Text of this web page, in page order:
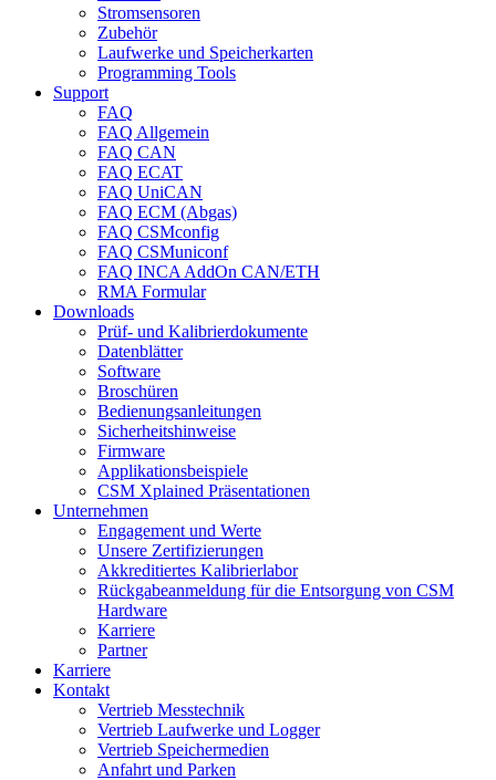
Stromsensoren
Zubehör
Laufwerke und Speicherkarten
Programming Tools
Support
FAQ
FAQ Allgemein
FAQ CAN
FAQ ECAT
FAQ UniCAN
FAQ ECM (Abgas)
FAQ CSMconfig
FAQ CSMuniconf
FAQ INCA AddOn CAN/ETH
RMA Formular
Downloads
Prüf- und Kalibrierdokumente
Datenblätter
Software
Broschüren
Bedienungsanleitungen
Sicherheitshinweise
Firmware
Applikationsbeispiele
CSM Xplained Präsentationen
Unternehmen
Engagement und Werte
Unsere Zertifizierungen
Akkreditiertes Kalibrierlabor
Rückgabeanmeldung für die Entsorgung von CSM
Hardware
Karriere
Partner
Karriere
Kontakt
Vertrieb Messtechnik
Vertrieb Laufwerke und Logger
Vertrieb Speichermedien
Anfahrt und Parken